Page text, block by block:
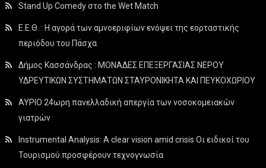
Stand Up Comedy στο the Wet Match
Ε.Ε.Θ. : Η αγορά των αμνοεριφίων ενόψει της εορταστικής
περιόδου του Πάσχα
Δήμος Κασσάνδρας : ΜΟΝΑΔΕΣ ΕΠΕΞΕΡΓΑΣΙΑΣ ΝΕΡΟΥ
ΥΔΡΕΥΤΙΚΩΝ ΣΥΣΤΗΜΑΤΩΝ ΣΤΑΥΡΟΝΙΚΗΤΑ ΚΑΙ ΠΕΥΚΟΧΩΡΙΟΥ
ΑΥΡΙΟ 24ωρη πανελλαδική απεργία των νοσοκομειακών
γιατρών
Instrumental Analysis: A clear vision amid crisis Οι ειδικοί του
Τουρισμού προσφέρουν τεχνογνωσία